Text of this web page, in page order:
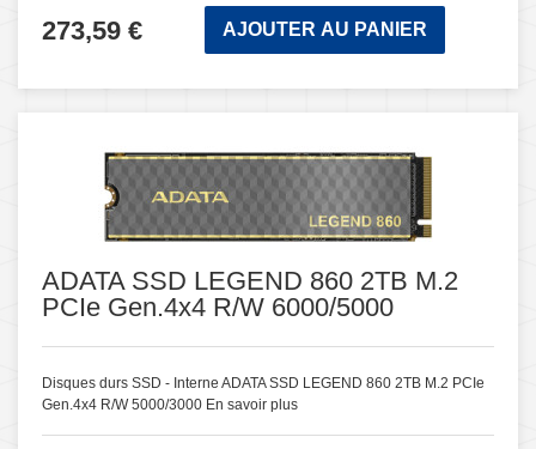
273,59 € AJOUTER AU PANIER
ADATA SSD LEGEND 860 2TB M.2
PCIe Gen.4x4 R/W 6000/5000
Disques durs SSD - Interne ADATA SSD LEGEND 860 2TB M.2 PCIe
Gen.4x4 R/W 5000/3000 En savoir plus